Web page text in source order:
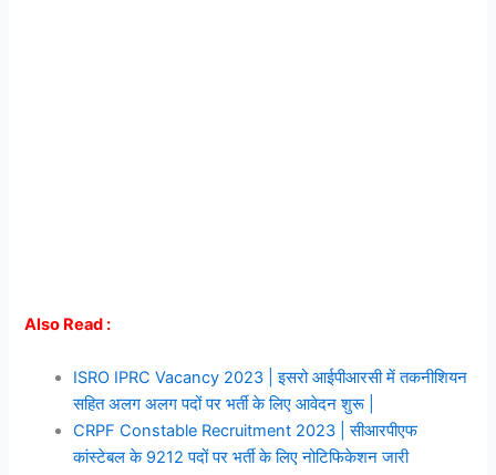
Also Read :
ISRO IPRC Vacancy 2023 | इसरो आईपीआरसी में तकनीशियन
सहित अलग अलग पदों पर भर्ती के लिए आवेदन शुरू |
CRPF Constable Recruitment 2023 | सीआरपीएफ
कांस्टेबल के 9212 पदों पर भर्ती के लिए नोटिफिकेशन जारी